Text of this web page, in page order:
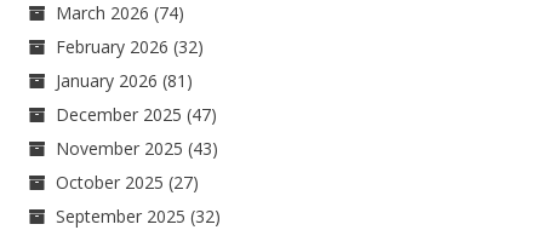
March 2026 (74)
February 2026 (32)
January 2026 (81)
December 2025 (47)
November 2025 (43)
October 2025 (27)
September 2025 (32)